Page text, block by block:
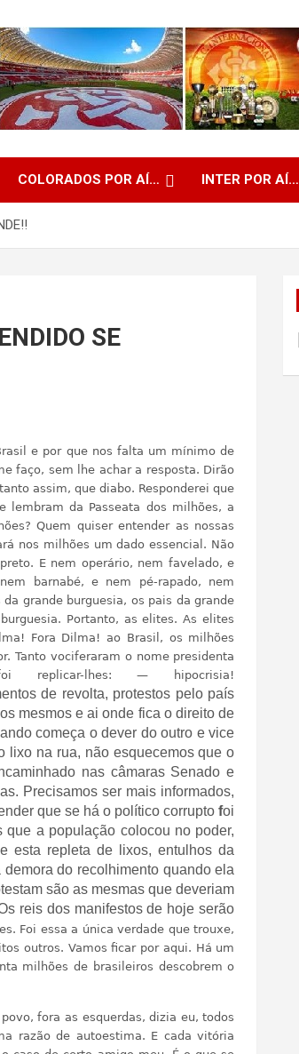
COLORADOS POR AÍ… INTER POR AÍ…
SE
e por que nos falta um mínimo de
faço, sem lhe achar a resposta. Dirão
assim, que diabo. Responderei que
lembram da Passeata dos milhões, a
Quem quiser entender as nossas
nos milhões um dado essencial. Não
E nem operário, nem favelado, e
barnabé, e nem pé-rapado, nem
grande burguesia, os pais da grande
burguesia. Portanto, as elites. As elites
Fora Dilma! ao Brasil, os milhões
Tanto vociferaram o nome presidenta
replicar-lhes: — hipocrisia!
de revolta, protestos pelo país
mesmos e ai onde fica o direito de
começa o dever do outro e vice
lixo na rua, não esquecemos que o
nas câmaras Senado e
Precisamos ser mais informados,
que se há o político corrupto foi
a população colocou no poder,
esta repleta de lixos, entulhos da
do recolhimento quando ela
são as mesmas que deveriam
reis dos manifestos de hoje serão
Foi essa a única verdade que trouxe,
outros. Vamos ficar por aqui. Há um
milhões de brasileiros descobrem o
fora as esquerdas, dizia eu, todos
razão de autoestima. E cada vitória